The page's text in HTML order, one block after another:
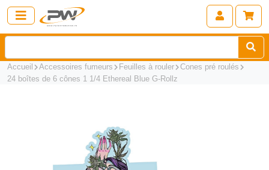
Accueil Accessoires fumeurs Feuilles à rouler
Cones pré roulés
24 boîtes de 6 cônes 1 1/4 Ethereal Blue G-Rollz